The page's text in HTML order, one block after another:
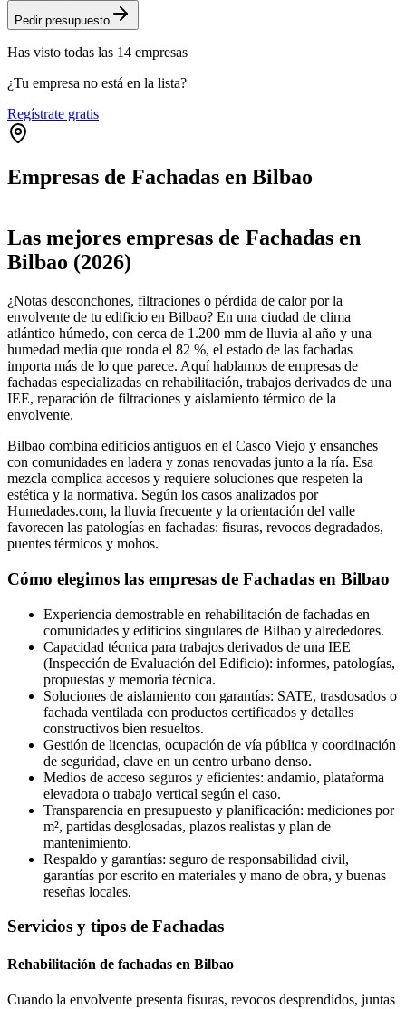
Pedir presupuesto
Has visto todas las 14 empresas
¿Tu empresa no está en la lista?
Regístrate gratis
Empresas de Fachadas en Bilbao
+
−
Las mejores empresas de Fachadas en
Bilbao (2026)
¿Notas desconchones, filtraciones o pérdida de calor por la
envolvente de tu edificio en Bilbao? En una ciudad de clima
atlántico húmedo, con cerca de 1.200 mm de lluvia al año y una
humedad media que ronda el 82 %, el estado de las fachadas
importa más de lo que parece. Aquí hablamos de empresas de
fachadas especializadas en rehabilitación, trabajos derivados de una
IEE, reparación de filtraciones y aislamiento térmico de la
envolvente.
Bilbao combina edificios antiguos en el Casco Viejo y ensanches
con comunidades en ladera y zonas renovadas junto a la ría. Esa
mezcla complica accesos y requiere soluciones que respeten la
estética y la normativa. Según los casos analizados por
Humedades.com, la lluvia frecuente y la orientación del valle
favorecen las patologías en fachadas: fisuras, revocos degradados,
puentes térmicos y mohos.
Cómo elegimos las empresas de Fachadas en Bilbao
Experiencia demostrable en rehabilitación de fachadas en
comunidades y edificios singulares de Bilbao y alrededores.
Capacidad técnica para trabajos derivados de una IEE
(Inspección de Evaluación del Edificio): informes, patologías,
propuestas y memoria técnica.
Soluciones de aislamiento con garantías: SATE, trasdosados o
fachada ventilada con productos certificados y detalles
constructivos bien resueltos.
Gestión de licencias, ocupación de vía pública y coordinación
de seguridad, clave en un centro urbano denso.
Medios de acceso seguros y eficientes: andamio, plataforma
elevadora o trabajo vertical según el caso.
Transparencia en presupuesto y planificación: mediciones por
m², partidas desglosadas, plazos realistas y plan de
mantenimiento.
Respaldo y garantías: seguro de responsabilidad civil,
garantías por escrito en materiales y mano de obra, y buenas
reseñas locales.
Servicios y tipos de Fachadas
Rehabilitación de fachadas en Bilbao
Cuando la envolvente presenta fisuras, revocos desprendidos, juntas